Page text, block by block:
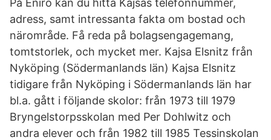
På Eniro kan du hitta Kajsas telefonnummer,
adress, samt intressanta fakta om bostad och
närområde. Få reda på bolagsengagemang,
tomtstorlek, och mycket mer. Kajsa Elsnitz från
Nyköping (Södermanlands län) Kajsa Elsnitz
tidigare från Nyköping i Södermanlands län har
bl.a. gått i följande skolor: från 1973 till 1979
Bryngelstorpsskolan med Per Dohlwitz och
andra elever och från 1982 till 1985 Tessinskolan